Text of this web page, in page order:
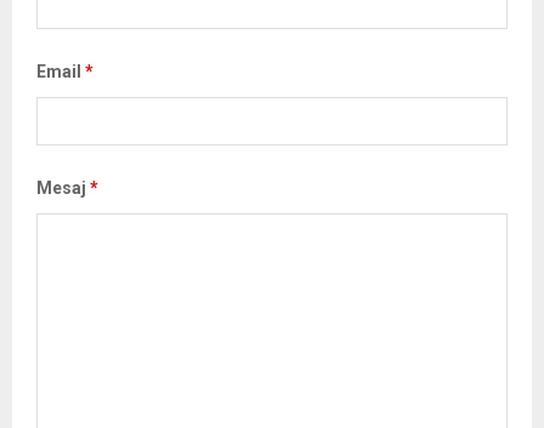
Email *
Mesaj *